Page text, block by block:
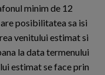
minim de 12
posibilitatea sa isi
venitului estimat si
la data termenului
estimat se face prin